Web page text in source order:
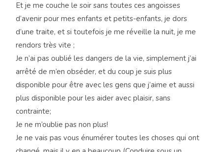
Et je me couche le soir sans toutes ces angoisses
d’avenir pour mes enfants et petits-enfants, je dors
d’une traite, et si toutefois je me réveille la nuit, je me
rendors très vite ;
Je n’ai pas oublié les dangers de la vie, simplement j’ai
arrêté de m’en obséder, et du coup je suis plus
disponible pour être avec les gens que j’aime et aussi
plus disponible pour les aider avec plaisir, sans
contrainte;
Je ne m’oublie pas non plus!
Je ne vais pas vous énumérer toutes les choses qui ont